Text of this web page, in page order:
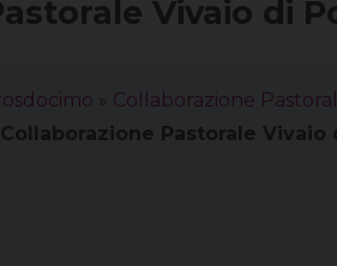
Vivaio di
Collaborazione
Collaborazione Pastorale Vivaio